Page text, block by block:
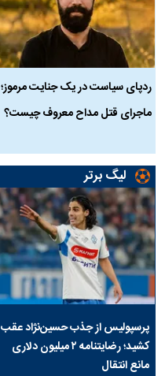
ردپای سیاست در یک جنایت مرموز؛
ماجرای قتل مداح معروف چیست؟
لیگ برتر
پرسپولیس از جذب حسین‌نژاد عقب
کشید؛ رضایتنامه ۲ میلیون دلاری
مانع انتقال